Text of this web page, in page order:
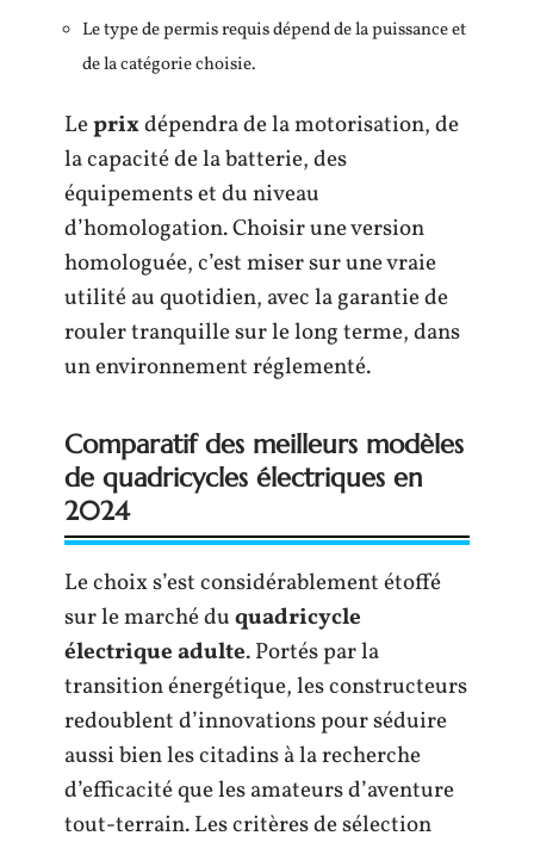
Le type de permis requis dépend de la puissance et
de la catégorie choisie.
Leprixdépendra de la motorisation, de
la capacité de la batterie, des
équipements et du niveau
d’homologation. Choisir une version
homologuée, c’est miser sur une vraie
utilité au quotidien, avec la garantie de
rouler tranquille sur le long terme, dans
un environnement réglementé.
Comparatif des meilleurs modèles
de quadricycles électriques en
2024
Le choix s’est considérablement étoffé
sur le marché duquadricycle
électrique adulte. Portés par la
transition énergétique, les constructeurs
redoublent d’innovations pour séduire
aussi bien les citadins à la recherche
d’efficacité que les amateurs d’aventure
tout-terrain. Les critères de sélection